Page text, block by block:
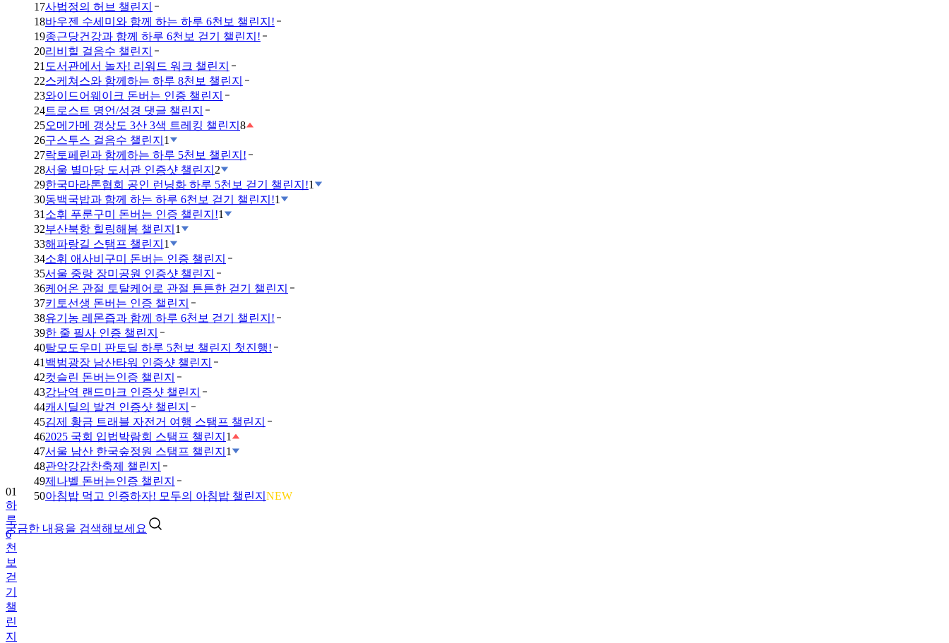
17사법정의 허브 챌린지
18바우젠 수세미와 함께 하는 하루 6천보 챌린지!
19종근당건강과 함께 하루 6천보 걷기 챌린지!
20리비힐 걸음수 챌린지
21 도서관에서 놀자! 리워드 워크 챌린지
22스케쳐스와 함께하는 하루 8천보 챌린지
23와이드어웨이크 돈버는 인증 챌린지
24트로스트 명언/성경 댓글 챌린지
25오메가메 갱상도 3산 3색 트레킹 챌린지 8
26구스투스 걸음수 챌린지 1
27락토페린과 함께하는 하루 5천보 챌린지!
28서울 별마당 도서관 인증샷 챌린지 2
29한국마라톤협회 공인 런닝화 하루 5천보 걷기 챌린지!1
30동백국밥과 함께 하는 하루 6천보 걷기 챌린지!1
31 소휘 푸룬구미 돈버는 인증 챌린지!1
32부산북항 힐링해봄 챌린지 1
33해파랑길 스탬프 챌린지 1
34소휘 애사비구미 돈버는 인증 챌린지
35서울 중랑 장미공원 인증샷 챌린지
36케어온 관절 토탈케어로 관절 튼튼한 걷기 챌린지
37키토선생 돈버는 인증 챌린지
38유기농 레몬즙과 함께 하루 6천보 걷기 챌린지!
39한 줄 필사 인증 챌린지
40탈모도우미 판토딜 하루 5천보 챌린지 첫진행!
41 백범광장 남산타워 인증샷 챌린지
42컷슬린 돈버는인증 챌린지
43강남역 랜드마크 인증샷 챌린지
44캐시딜의 발견 인증샷 챌린지
45김제 황금 트래블 자전거 여행 스탬프 챌린지
462025 국회 입법박람회 스탬프 챌린지 1
47서울 남산 한국숲정원 스탬프 챌린지 1
48관악강감찬축제 챌린지
49제나벨 돈버는인증 챌린지
50아침밥 먹고 인증하자! 모두의 아침밥 챌린지 NEW
궁금한 내용을 검색해보세요
01
하
루
6
천
보
걷
기
챌
린
지